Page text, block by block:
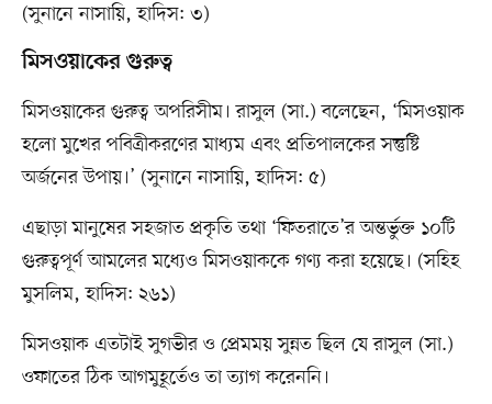
(সুনানে নাসায়ি, হাদিস: ৩)
মিসওয়াকের গুরুত্ব
মিসওয়াকের গুরুত্ব অপরিসীম। রাসুল (সা.) বলেছেন, ‘মিসওয়াক
হলো মুখের পবিত্রীকরণের মাধ্যম এবং প্রতিপালকের সন্তুষ্টি
অর্জনের উপায়।’ (সুনানে নাসায়ি, হাদিস: ৫)
এছাড়া মানুষের সহজাত প্রকৃতি তথা ‘ফিতরাতে’র অন্তর্ভুক্ত ১০টি
গুরুত্বপূর্ণ আমলের মধ্যেও মিসওয়াককে গণ্য করা হয়েছে। (সহিহ
মুসলিম, হাদিস: ২৬১)
মিসওয়াক এতটাই সুগভীর ও প্রেমময় সুন্নত ছিল যে রাসুল (সা.)
ওফাতের ঠিক আগমুহূর্তেও তা ত্যাগ করেননি।